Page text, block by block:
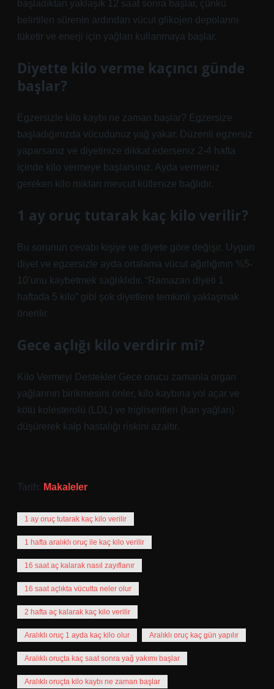
başladıktan yaklaşık 12 saat sonra başlar, çünkü
belirtilen sürenin ardından vücut glikojen depolarını
tüketir ve enerji için yağları kullanmaya başlar.
Diyette kilo verme kaçıncı günde
başlar?
Egzersizle kilo kaybı ne zaman başlar? Egzersize
başladığınızda vücudunuz yağ yakar. Düzenli egzersiz
yaparsanız ve diyetinize dikkat ederseniz 2-4 hafta
içinde kilo vermeye başlarsınız. Ayda vermeniz
gereken kilo miktarı mevcut kütlenize bağlıdır.
1 ay oruç tutarak kaç kilo verilir?
Bu sorunun cevabı kişiye ve diyete göre değişir. Uygun
diyet ve egzersizle ayda ortalama vücut ağırlığının %5-
10’unu kaybetmek sağlıklıdır. “Ramazan diyeti 1
haftada 5 kilo” gibi şok diyetlere temkinli yaklaşmak
önerilir.
Gece açlığı kilo verdirir mi?
Kilo Vermeyi Destekler Gece orucu zamanla organ
yağlarının birikmesini önler, kilo kaybına yol açar ve
kötü kolesterolü (LDL) ve trigliseritleri (kan yağları)
düşürerek kalp hastalığı riskini azaltır.
Tarih: Makaleler
1 ay oruç tutarak kaç kilo verilir
1 hafta aralıklı oruç ile kaç kilo verilir
16 saat aç kalarak nasıl zayıflanır
16 saat açlıkta vücutta neler olur
2 hafta aç kalarak kaç kilo verilir
Aralıklı oruç 1 ayda kaç kilo olur Aralıklı oruç kaç gün yapılır
Aralıklı oruçta kaç saat sonra yağ yakımı başlar
Aralıklı oruçta kilo kaybı ne zaman başlar